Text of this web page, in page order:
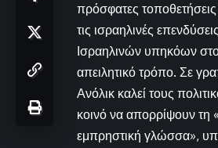
πρόσφατες
τις ισραηλινές
Ισραηλινών υπηκόων στο
απειλητικό τρόπο. Σε
Ανόλικ καλεί τους
κοινό να απορρίψουν τη
εμπρηστική γλώσσα»,